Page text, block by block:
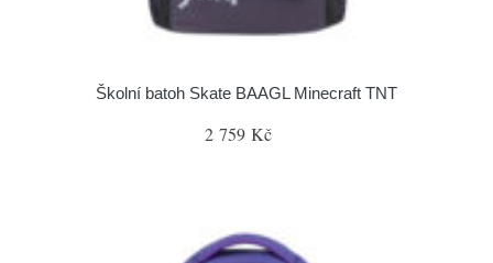
Školní batoh Skate BAAGL Minecraft TNT
2 759 Kč